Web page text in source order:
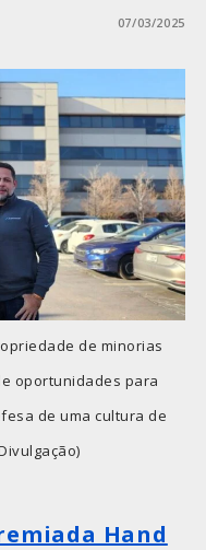
07/03/2025
de minorias
oportunidades para
de uma cultura de
Hand